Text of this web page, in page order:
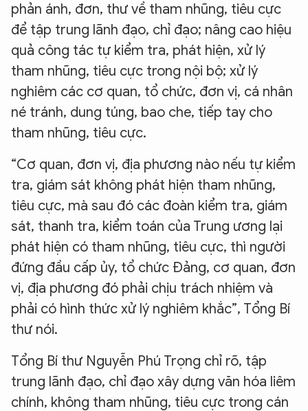
phản ánh, đơn, thư về tham nhũng, tiêu cực
để tập trung lãnh đạo, chỉ đạo; nâng cao hiệu
quả công tác tự kiểm tra, phát hiện, xử lý
tham nhũng, tiêu cực trong nội bộ; xử lý
nghiêm các cơ quan, tổ chức, đơn vị, cá nhân
né tránh, dung túng, bao che, tiếp tay cho
tham nhũng, tiêu cực.
“Cơ quan, đơn vị, địa phương nào nếu tự kiểm
tra, giám sát không phát hiện tham nhũng,
tiêu cực, mà sau đó các đoàn kiểm tra, giám
sát, thanh tra, kiểm toán của Trung ương lại
phát hiện có tham nhũng, tiêu cực, thì người
đứng đầu cấp ủy, tổ chức Đảng, cơ quan, đơn
vị, địa phương đó phải chịu trách nhiệm và
phải có hình thức xử lý nghiêm khắc”, Tổng Bí
thư nói.
Tổng Bí thư Nguyễn Phú Trọng chỉ rõ, tập
trung lãnh đạo, chỉ đạo xây dựng văn hóa liêm
chính, không tham nhũng, tiêu cực trong cán